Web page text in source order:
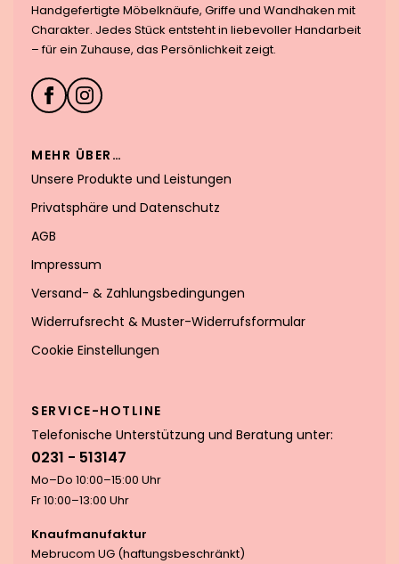
Handgefertigte Möbelknäufe, Griffe und Wandhaken mit
Charakter. Jedes Stück entsteht in liebevoller Handarbeit
– für ein Zuhause, das Persönlichkeit zeigt.
MEHR ÜBER…
Unsere Produkte und Leistungen
Privatsphäre und Datenschutz
AGB
Impressum
Versand- & Zahlungsbedingungen
Widerrufsrecht & Muster-Widerrufsformular
Cookie Einstellungen
SERVICE-HOTLINE
Telefonische Unterstützung und Beratung unter:
0231 - 513147
Mo–Do 10:00–15:00 Uhr
Fr 10:00–13:00 Uhr
Knaufmanufaktur
Mebrucom UG (haftungsbeschränkt)